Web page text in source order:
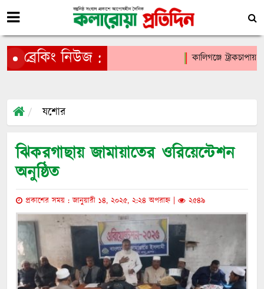
ব্রেকিং নিউজ : কালিগঞ্জে
যশোর
ঝিকরগাছায় জামায়াতের ওরিয়েন্টেশন
অনুষ্ঠিত
প্রকাশের সময় : জানুয়ারী ১৪, ২০২৫, ২:২৪ অপরাহ্ন | ২৫৪৯